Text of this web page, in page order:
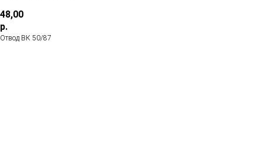
48,00
р.
Отвод ВК 50/87